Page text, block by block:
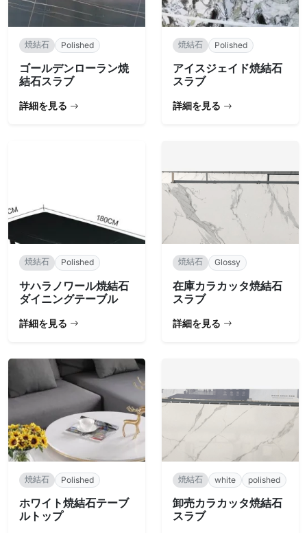
焼結石 Polished
ゴールデンローラン焼
結石スラブ
詳細を見る
焼結石 Polished
アイスジェイド焼結石
スラブ
詳細を見る
焼結石 Polished
サハラノワール焼結石
ダイニングテーブル
詳細を見る
焼結石 Glossy
在庫カラカッタ焼結石
スラブ
詳細を見る
焼結石 Polished
ホワイト焼結石テーブ
ルトップ
焼結石 white polished
卸売カラカッタ焼結石
スラブ